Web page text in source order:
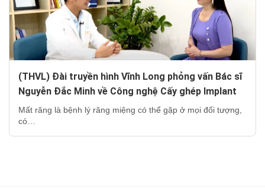
(THVL) Đài truyền hình Vĩnh Long phỏng vấn Bác sĩ
Nguyễn Đắc Minh về Công nghệ Cấy ghép Implant
Mất răng là bệnh lý răng miệng có thể gặp ở mọi đối tượng,
có…